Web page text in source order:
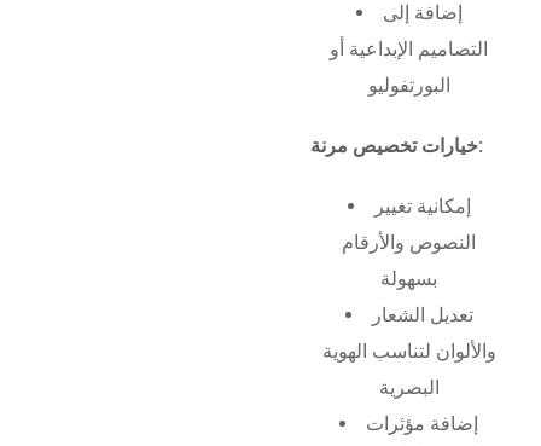
إضافة إلى
التصاميم الإبداعية أو
البورتفوليو
خيارات تخصيص مرنة:
إمكانية تغيير
النصوص والأرقام
بسهولة
تعديل الشعار
والألوان لتناسب الهوية
البصرية
إضافة مؤثرات